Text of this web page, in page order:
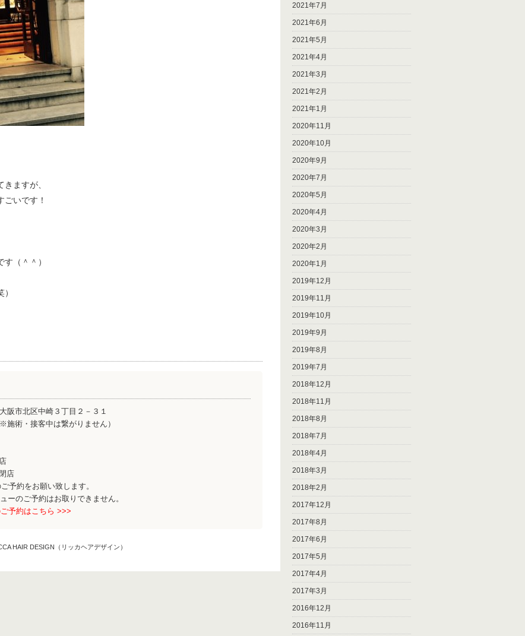
ますが、
いです！
（＾＾）
阪市北区中崎３丁目２－３１
施術・接客中は繋がりません）
店
予約をお願い致します。
ーのご予約はお取りできません。
予約はこちら >>>
HAIR DESIGN（リッカヘアデザイン）
2021年7月
2021年6月
2021年5月
2021年4月
2021年3月
2021年2月
2021年1月
2020年11月
2020年10月
2020年9月
2020年7月
2020年5月
2020年4月
2020年3月
2020年2月
2020年1月
2019年12月
2019年11月
2019年10月
2019年9月
2019年8月
2019年7月
2018年12月
2018年11月
2018年8月
2018年7月
2018年4月
2018年3月
2018年2月
2017年12月
2017年8月
2017年6月
2017年5月
2017年4月
2017年3月
2016年12月
2016年11月